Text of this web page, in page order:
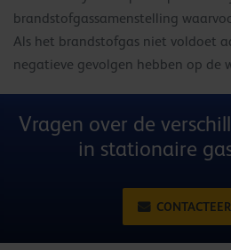
brandstofgassamenstelling
Als het brandstofgas niet voldoet
negatieve gevolgen hebben op de
Vragen over de
in stationaire